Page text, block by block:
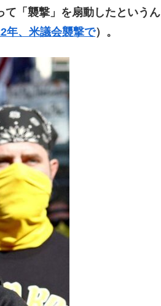
て「襲撃」を扇動したというん
年、米議会襲撃で）。